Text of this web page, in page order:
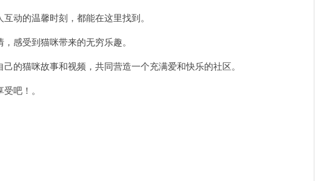
的温馨时刻，都能在这里找到。
受到猫咪带来的无穷乐趣。
猫咪故事和视频，共同营造一个充满爱和快乐的社区。
吧！。